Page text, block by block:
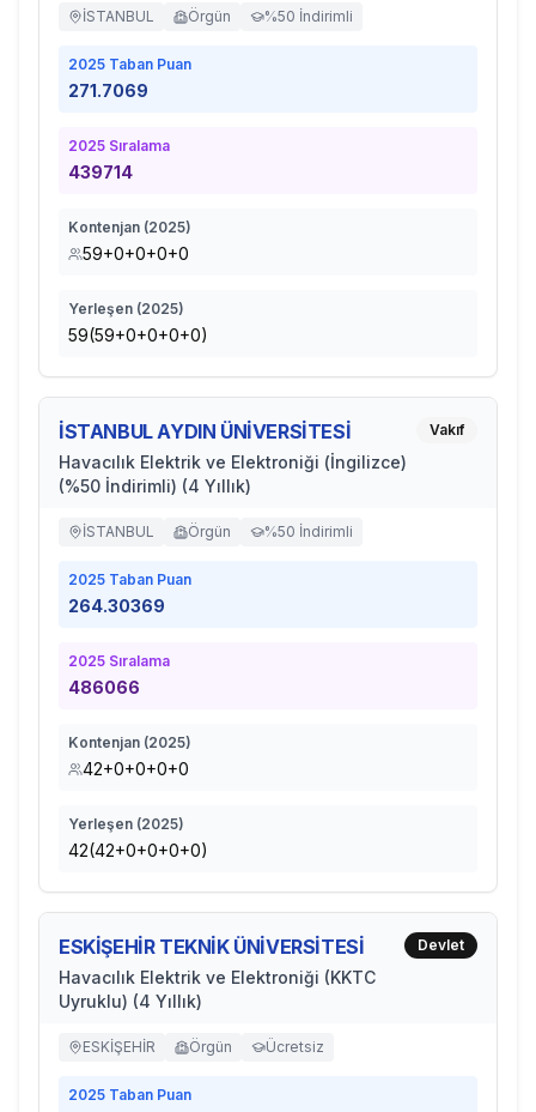
İSTANBUL Örgün %50 İndirimli
2025 Taban Puan
271.7069
2025 Sıralama
439714
Kontenjan (2025)
59+0+0+0+0
Yerleşen (2025)
59(59+0+0+0+0)
İSTANBUL AYDIN ÜNİVERSİTESİ
Havacılık Elektrik ve Elektroniği (İngilizce)
(%50 İndirimli) (4 Yıllık)
Vakıf
İSTANBUL Örgün %50 İndirimli
2025 Taban Puan
264.30369
2025 Sıralama
486066
Kontenjan (2025)
42+0+0+0+0
Yerleşen (2025)
42(42+0+0+0+0)
ESKİŞEHİR TEKNİK ÜNİVERSİTESİ
Havacılık Elektrik ve Elektroniği (KKTC
Uyruklu) (4 Yıllık)
Devlet
ESKİŞEHİR Örgün Ücretsiz
2025 Taban Puan